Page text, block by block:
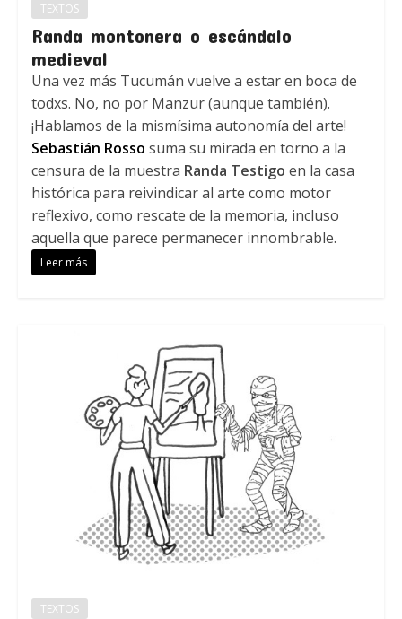
TEXTOS
Randa montonera o escándalo
medieval
Una vez más Tucumán vuelve a estar en boca de
todxs. No, no por Manzur (aunque también).
¡Hablamos de la mismísima autonomía del arte!
Sebastián Rosso suma su mirada en torno a la
censura de la muestra Randa Testigo en la casa
histórica para reivindicar al arte como motor
reflexivo, como rescate de la memoria, incluso
aquella que parece permanecer innombrable.
Leer más
TEXTOS